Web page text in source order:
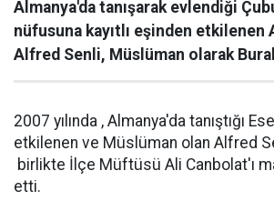
Almanya'da tanışarak evlendiği
nüfusuna kayıtlı eşinden etkilenen
Alfred Senli, Müslüman olarak
2007 yılında , Almanya'da tanıştığı
etkilenen ve Müslüman olan Alfred
birlikte İlçe Müftüsü Ali Canbolat'ı
etti.